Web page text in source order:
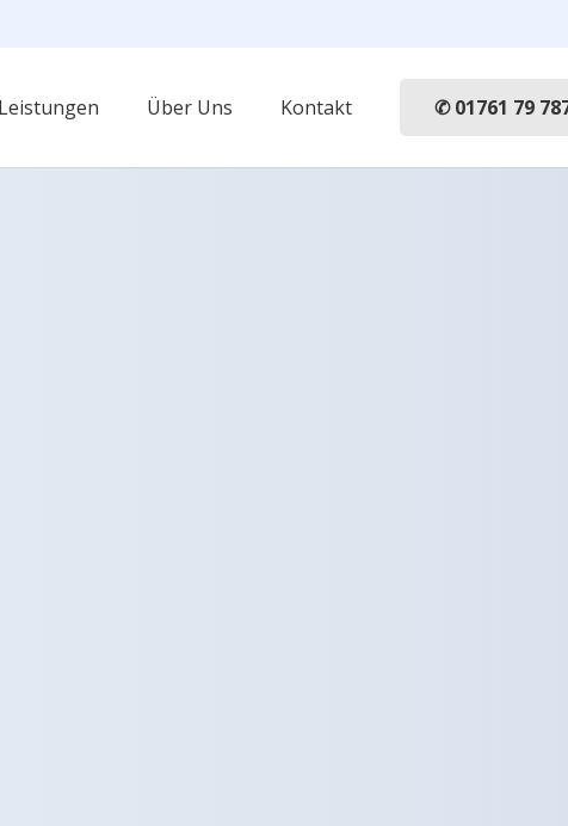
Leistungen Über Uns Kontakt ✆ 01761 79